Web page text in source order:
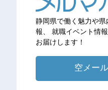
静岡県で働く魅力や
報、
就職イベント情
お届けします！
空メー